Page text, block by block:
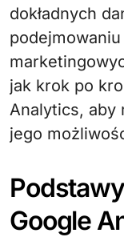
dokładnych
jak krok po
Analytics, aby
jego
Google